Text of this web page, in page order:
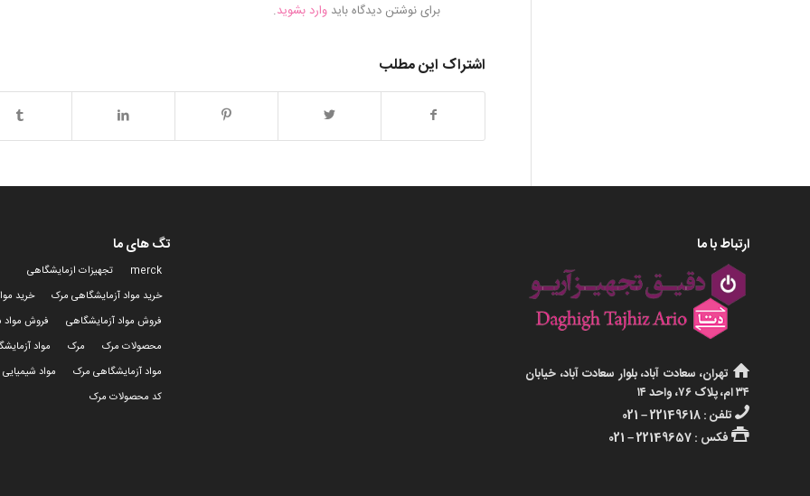
برای نوشتن دیدگاه باید وارد بشوید.
اشتراک این مطلب
ارتباط با ما
تهران، سعادت آباد، بلوار سعادت آباد، خیابان
۳۴ ام، پلاک ۷۶، واحد ۱۴
تلفن : 22149618 – 021
فکس : 22149657 – 021
تگ های ما
merck
تجهیزات ازمایشگاهی
خرید مواد آزمایشگاهی مرک
خرید
فروش مواد آزمایشگاهی
فروش مواد
محصولات مرک
مرک
مواد
مواد آزمایشگاهی مرک
مواد
کد محصولات مرک